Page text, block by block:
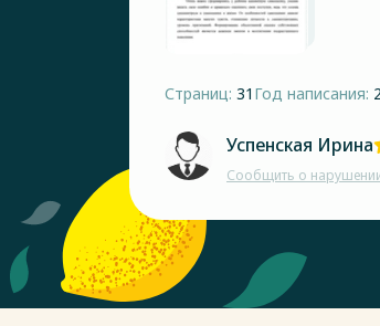
Страниц: 31 Год написания:
Успенская Ирина
Сообщить о